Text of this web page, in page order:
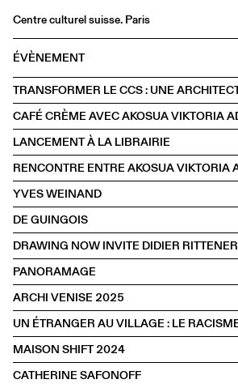
Centre culturel suisse. Paris
Agenda
Librairie
Buvette
Archives
Médiathèque
Éditions
Informations
FR/EN
PAROLE Rencontre
ÉVÈNEMENT
LANCEMENT À LA LIBRAIRIE
YVES WEINAND
DE GUINGOIS
DRAWING NOW INVITE DIDIER RITTENER
PANORAMAGE
ARCHI VENISE 2025
MAISON SHIFT 2024
CATHERINE SAFONOFF